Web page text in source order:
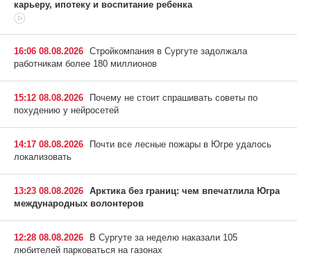
карьеру, ипотеку и воспитание ребенка
16:06 08.08.2026 Стройкомпания в Сургуте задолжала
работникам более 180 миллионов
15:12 08.08.2026
Почему не стоит спрашивать советы по
похудению у нейросетей
14:17 08.08.2026
Почти все лесные пожары в Югре удалось
локализовать
13:23 08.08.2026 Арктика без границ: чем впечатлила Югра
международных волонтеров
12:28 08.08.2026
В Сургуте за неделю наказали 105
любителей парковаться на газонах